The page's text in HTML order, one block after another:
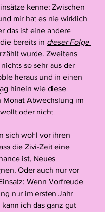
kenne: Zwischen
mir hat es nie wirklich
das ist eine andere
bereits in dieser Folge
wurde. Zweitens
so sehr aus der
heraus und in einen
hinein wie diese
Monat Abwechslung im
oder nicht.
sich wohl vor ihren
die Zivi-Zeit eine
ist, Neues
Oder auch nur vor
Wenn Vorfreude
nur im ersten Jahr
ich das ganz gut